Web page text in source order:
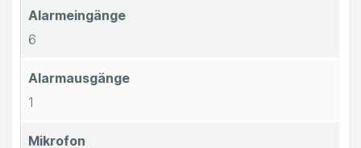
Alarmeingänge
6
Alarmausgänge
1
Mikrofon
K
n